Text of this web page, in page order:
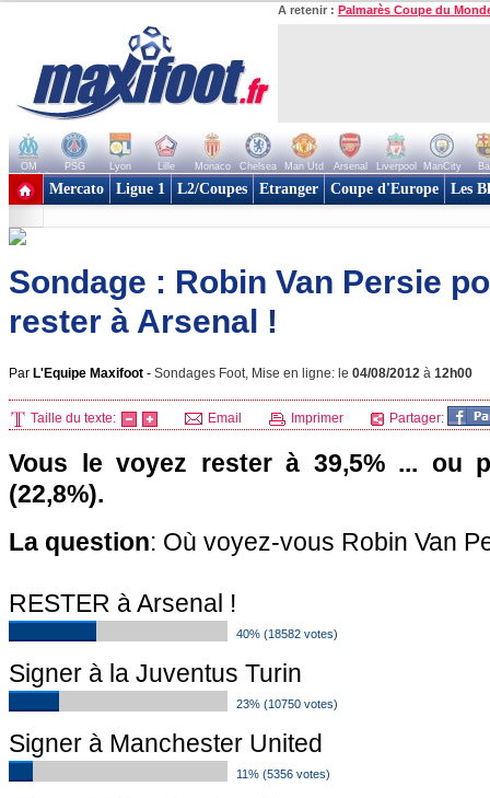
A retenir : Palmarès Coupe du
OM PSG Lyon Lille Monaco Chelsea Man Utd Arsenal Liverpool ManCity
+ de clubs
Mercato Ligue 1 L2/Coupes Etranger Coupe d'Europe Les
Sondage : Robin Van Persie
rester à Arsenal !
Par L'Equipe Maxifoot - Sondages Foot, Mise en ligne: le 04/08/2012 à 12h00
Taille du texte: Email Imprimer Partager:
Vous le voyez rester à 39,5% ... ou
(22,8%).
La question: Où voyez-vous Robin Van
RESTER à Arsenal !
40% (18582 votes)
Signer à la Juventus Turin
23% (10750 votes)
Signer à Manchester United
11% (5356 votes)